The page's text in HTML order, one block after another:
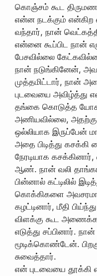
கொஞ்சம் கூட
என்ன நடக்கும் என்கிற
வந்தார், நான்
என்னை கூப்பிட நான்
பேசவில்லை
நான் நடுங்கினேன்,
முத்தமிட்டார், நான்
புடவையை அவிழ்த்து
தங்கை கொடுத்த
அணியவில்லை,
ஒல்லியாக இருப்பேன்
அதை பிடித்து
நேரடியாக
ஆண். நான் வலி
பின்னால் கட்டிலில்
கொக்கிகளை
கழட்டினார், மீதி
விளக்கு கூட
எடுத்து சப்பினார்.
மூடிக்கொண்டேன்.
சுவைத்தார்.
என் புடவையை